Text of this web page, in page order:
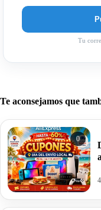
Tu
Te aconsejamos que
0